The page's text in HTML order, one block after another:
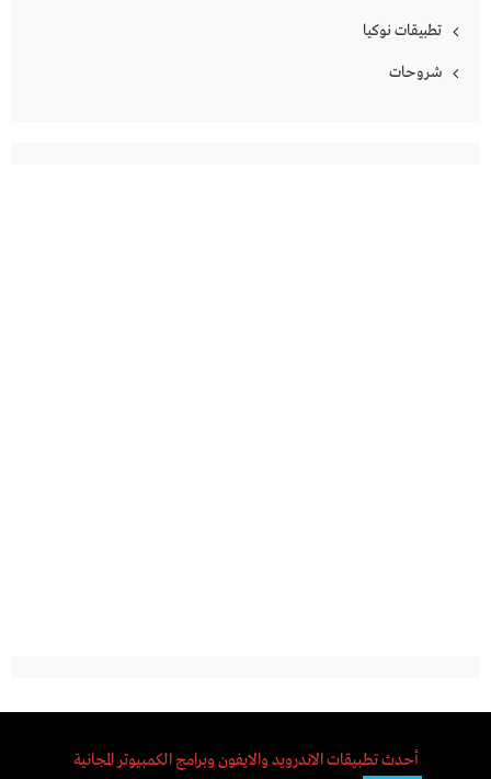
تطبيقات نوكيا
شروحات
أحدث تطبيقات الاندرويد والايفون وبرامج الكمبيوتر المجانية